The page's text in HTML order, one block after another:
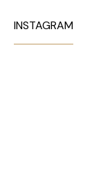
INSTAGRAM